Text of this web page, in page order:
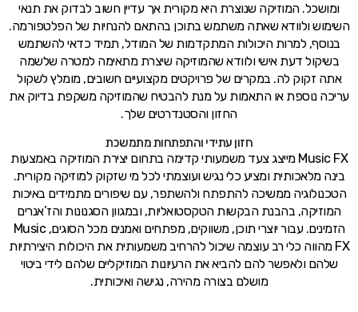
ומושכל. המוזיקה שנוצרת היא מקורית אך עדיין חשוב לבדוק את תנאי
השימוש ולוודא שאתה משתמש בתוכן בהתאם להנחיות של הפלטפורמה.
בנוסף, למרות היכולות המתקדמות של המודל, תמיד כדאי להשתמש
בשיקול דעת אישי ולוודא שהמוזיקה שיצרת מתאימה למטרה שלשמה
אתה זקוק לה. במקרים של פרויקטים מקצועיים חשובים, מומלץ לשקול
עריכה נוספת או התאמות על מנת להבטיח שהמוזיקה משקפת בדיוק את
החזון והסטנדרטים שלך.
חזון עתידי והתפתחות מתמשכת
Music FX מייצג צעד משמעותי קדימה בתחום יצירת המוזיקה באמצעות
בינה מלאכותית ומציע כלי נגיש ועוצמתי לכל מי שזקוק למוזיקה מקורית.
הטכנולוגיה ממשיכה להתפתח ולהשתפר, עם שיפורים מתמידים באיכות
המוזיקה, בהבנת הבקשות הטקסטואליות, ובמגוון הסגנונות והז’אנרים
הזמינים. עבור יוצרי תוכן, משווקים, מפתחים ואמנים מכל הסוגים, Music
FX מהווה כלי רב עוצמה שיכול להרחיב משמעותית את היכולות היצירתיות
שלהם ולאפשר להם להביא את הרעיונות המוזיקליים שלהם לידי ביטוי
מושלם בצורה מהירה, נגישה ואיכותית.